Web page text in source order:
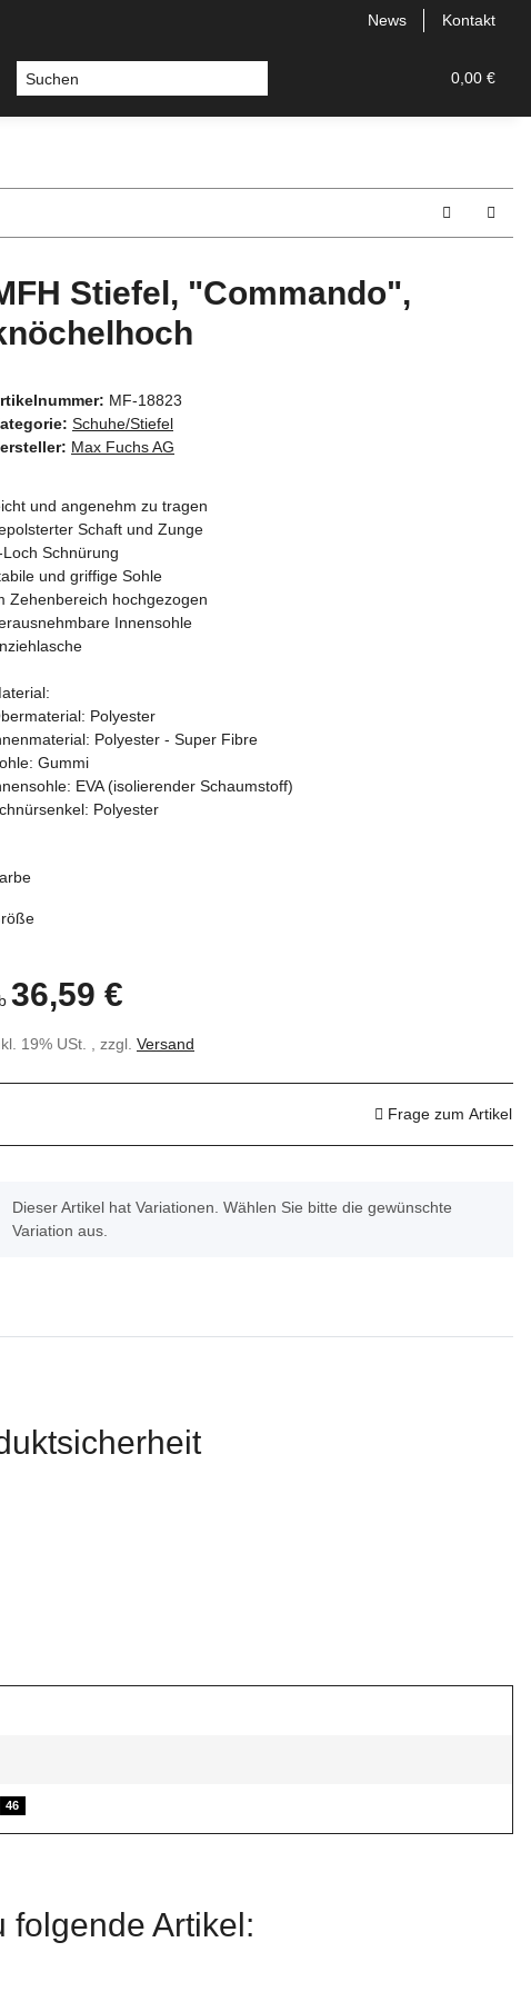
News Kontakt
0,00 €
und Zubehör
Stiefel, "Commando",
MF-18823
Schuhe/Stiefel
Max Fuchs AG
und angenehm zu tragen
Schaft und Zunge
Loch Schnürung
und griffige Sohle
Zehenbereich hochgezogen
Innensohle
Polyester
Polyester - Super Fibre
Gummi
EVA (isolierender Schaumstoff)
Polyester
36,59 €
19% USt. , zzgl. Versand
Frage zum Artikel
x
Dieser Artikel hat Variationen. Wählen Sie bitte die gewünschte
Variation aus.
46
folgende Artikel: